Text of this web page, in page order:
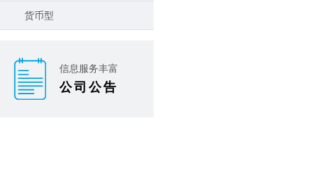
货币型
信息服务丰富
公司公告